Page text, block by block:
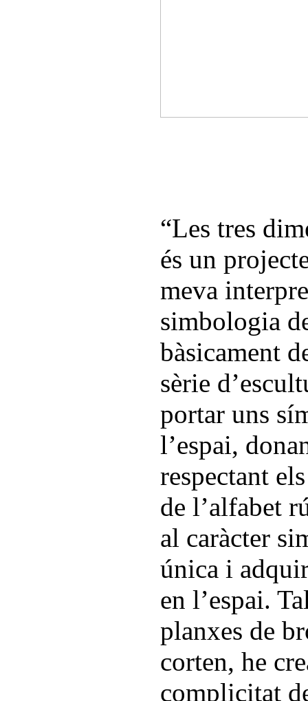
“Les tres
és un
meva
simbologia
bàsicament
sèrie
portar uns
l’espai,
respectant
de l’alfabet
al caràcter
única i
en l’espai.
planxes de
corten, he
complicitat